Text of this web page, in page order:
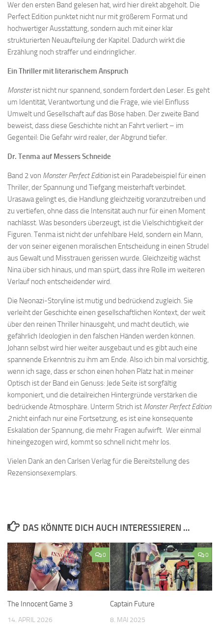
Wer den ersten Band gelesen hat, wird hier direkt abgeholt. Die
Perfect Edition punktet nicht nur mit größerem Format und
hochwertiger Ausstattung, sondern auch mit einer klar
strukturierten Neuaufteilung der Kapitel. Dadurch wirkt die
Erzählung noch straffer und eindringlicher.
Ein Thriller mit literarischem Anspruch
Monsterist nicht nur spannend, sondern fordert den Leser. Es geht
um Identität, Verantwortung und die Frage, wie viel Einfluss
Umwelt und Gesellschaft auf das Böse haben. Der zweite Band
beweist, dass diese Geschichte nicht an Fahrt verliert – im
Gegenteil: Die Gefahr wird realer, der Abgrund tiefer.
Dr. Tenma auf Messers Schneide
Band 2 von Monster Perfect Editionist ein Paradebeispiel für einen
Thriller, der Spannung und Tiefgang meisterhaft verbindet.
Urasawa gelingt es, die Handlung gleichzeitig voranzutreiben und
zu vertiefen, ohne dass die Intensität auch nur für einen Moment
nachlässt. Was besonders überzeugt, ist die Vielschichtigkeit der
Figuren. Tenma ist nicht der unfehlbare Held, sondern ein Mann,
der von seiner eigenen moralischen Entscheidung in einen Strudel
aus Gewalt und Misstrauen gerissen wurde. Gleichzeitig wächst
Nina über sich hinaus, und man spürt, dass ihre Rolle im weiteren
Verlauf noch entscheidender wird.
Die Neonazi-Storyline ist mutig und bedrückend zugleich. Sie
verleiht der Geschichte einen gesellschaftlichen Kontext, der weit
über den reinen Thriller hinausgeht, und macht deutlich, wie
gefährlich Ideologien in den falschen Händen werden können.
Johann selbst wird hier weiter ausgebaut und es gibt auch eine
spannende Erkenntnis zu ihm am Ende. Also ich bin mal vorsichtig,
wenn ich sage, dass er schon einen hohen Platz hat in meiner
Optisch ist der Band ein Genuss: Jede Seite ist sorgfältig
komponiert, und die detailreichen Hintergründe verstärken die
bedrückende Atmosphäre. Unterm Strich ist Monster Perfect Edition
2nicht einfach nur eine Fortsetzung, es ist eine konsequente
Eskalation der Spannung, die mehr Fragen aufwirft. Wer einmal
hineingezogen wird, kommt so schnell nicht mehr los.
Vielen Dank an den Carlsen Verlag für die Bereitstellung des
Rezensionsexemplars.
DAS KÖNNTE DICH AUCH INTERESSIEREN …
0
The Innocent Game 3
14. APRIL 2026
0
Captain Future
8. MAI 2025